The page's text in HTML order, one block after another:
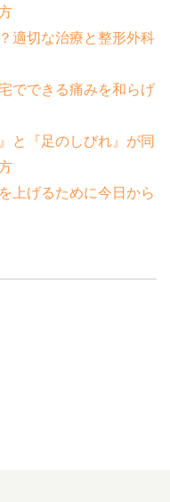
適切な治療と整形外科
でできる痛みを和らげ
と『足のしびれ』が同
上げるために今日から